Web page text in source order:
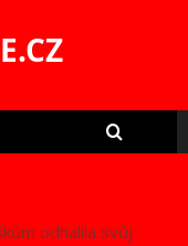
odhalila svůj